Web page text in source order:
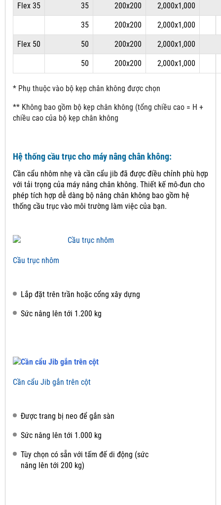
Flex 35 35 200x200 2,000x1,000
35 200x200 2,000x1,000
Flex 50 50 200x200 2,000x1,000
50 200x200 2,000x1,000
* Phụ thuộc vào bộ kẹp chân không được chọn
** Không bao gồm bộ kẹp chân không (tổng chiều cao = H +
chiều cao của bộ kẹp chân không
Hệ thống cầu trục cho máy nâng chân không:
Cần cẩu nhôm nhẹ và cần cẩu jib đã được điều chỉnh phù hợp
với tải trọng của máy nâng chân không. Thiết kế mô-đun cho
phép tích hợp dễ dàng bộ nâng chân không bao gồm hệ
thống cầu trục vào môi trường làm việc của bạn.
Cầu trục nhôm
Lắp đặt trên trần hoặc cổng xây dựng
Sức nâng lên tới 1.200 kg
Cần cẩu Jib gắn trên cột
Được trang bị neo để gắn sàn
Sức nâng lên tới 1.000 kg
Tùy chọn có sẵn với tấm đế di động (sức
nâng lên tới 200 kg)